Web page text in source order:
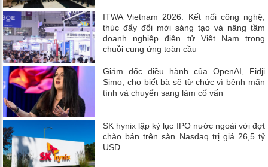
ITWA Vietnam 2026: Kết nối công nghệ,
thúc đẩy đổi mới sáng tạo và nâng tầm
doanh nghiệp điện tử Việt Nam trong
chuỗi cung ứng toàn cầu
Giám đốc điều hành của OpenAI, Fidji
Simo, cho biết bà sẽ từ chức vì bệnh mãn
tính và chuyển sang làm cố vấn
SK hynix lập kỷ lục IPO nước ngoài với đợt
chào bán trên sàn Nasdaq trị giá 26,5 tỷ
USD